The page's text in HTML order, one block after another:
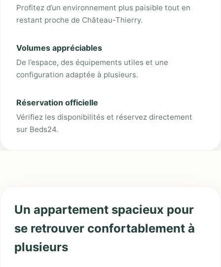
Profitez d’un environnement plus paisible tout en
restant proche de Château-Thierry.
Volumes appréciables
De l’espace, des équipements utiles et une
configuration adaptée à plusieurs.
Réservation officielle
Vérifiez les disponibilités et réservez directement
sur Beds24.
Un appartement spacieux pour
se retrouver confortablement à
plusieurs